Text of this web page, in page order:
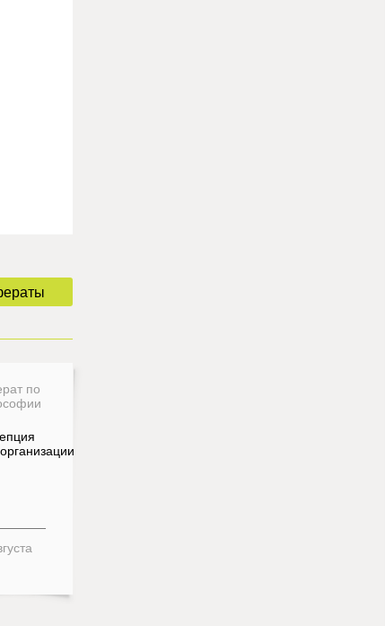
по